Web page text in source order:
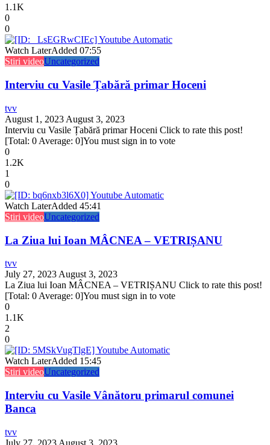
1.1K
0
0
Watch LaterAdded 07:55
Stiri videoUncategorized
Interviu cu Vasile Țabără primar Hoceni
tvv
August 1, 2023 August 3, 2023
Interviu cu Vasile Țabără primar Hoceni Click to rate this post!
[Total: 0 Average: 0]You must sign in to vote
0
1.2K
1
0
Watch LaterAdded 45:41
Stiri videoUncategorized
La Ziua lui Ioan MÂCNEA – VETRIȘANU
tvv
July 27, 2023 August 3, 2023
La Ziua lui Ioan MÂCNEA – VETRIȘANU Click to rate this post!
[Total: 0 Average: 0]You must sign in to vote
0
1.1K
2
0
Watch LaterAdded 15:45
Stiri videoUncategorized
Interviu cu Vasile Vânătoru primarul comunei
Banca
tvv
July 27, 2023 August 3, 2023